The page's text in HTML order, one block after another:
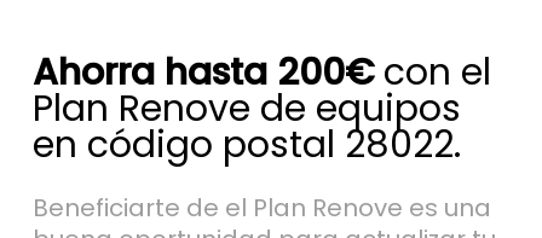
Ahorra hasta 200€con el
Plan Renove de equipos
en código postal 28022.
Beneficiarte de el Plan Renove es una